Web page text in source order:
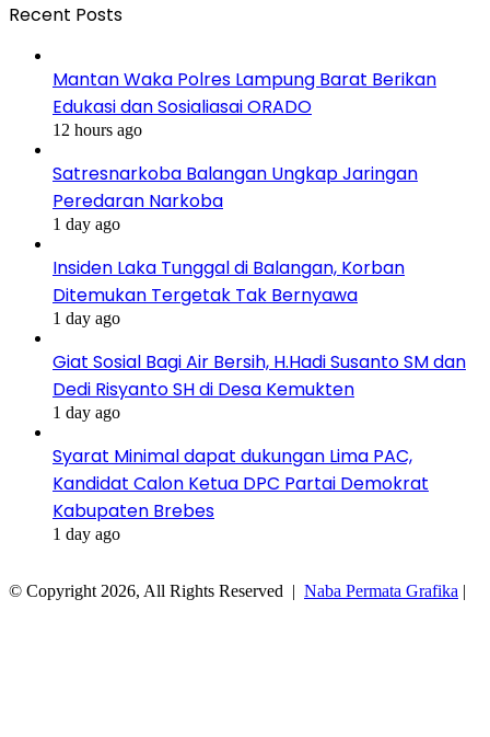
Recent Posts
Mantan Waka Polres Lampung Barat Berikan
Edukasi dan Sosialiasai ORADO
12 hours ago
Satresnarkoba Balangan Ungkap Jaringan
Peredaran Narkoba
1 day ago
Insiden Laka Tunggal di Balangan, Korban
Ditemukan Tergetak Tak Bernyawa
1 day ago
Giat Sosial Bagi Air Bersih, H.Hadi Susanto SM dan
Dedi Risyanto SH di Desa Kemukten
1 day ago
Syarat Minimal dapat dukungan Lima PAC,
Kandidat Calon Ketua DPC Partai Demokrat
Kabupaten Brebes
1 day ago
© Copyright 2026, All Rights Reserved | Naba Permata Grafika |